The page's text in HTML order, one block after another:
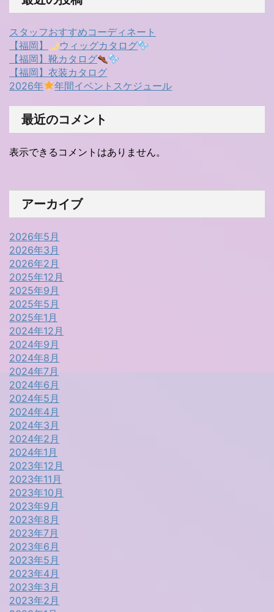
スタッフおすすめコーディネート
【福岡】
ウィッグカタログ
【福岡】靴カタログ
【福岡】衣装カタログ
2026年
年間イベントスケジュール
最近のコメント
表示できるコメントはありません。
アーカイブ
2026年5月
2026年3月
2026年2月
2025年12月
2025年9月
2025年5月
2025年1月
2024年12月
2024年9月
2024年8月
2024年7月
2024年6月
2024年5月
2024年4月
2024年3月
2024年2月
2024年1月
2023年12月
2023年11月
2023年10月
2023年9月
2023年8月
2023年7月
2023年6月
2023年5月
2023年4月
2023年3月
2023年2月